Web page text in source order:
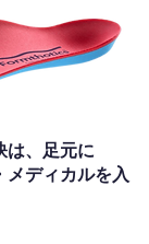
は、足元に
メディカルを入